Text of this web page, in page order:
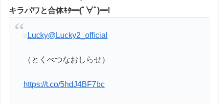
キラパワと合体ｷﾀ━(ﾟ∀ﾟ)━!
Lucky@Lucky2_official
（とくべつなおしらせ）
https://t.co/5hdJ4BF7bc